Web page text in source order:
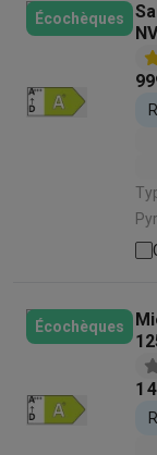
Écochèques
Pyrolyse |
Écochèques
1